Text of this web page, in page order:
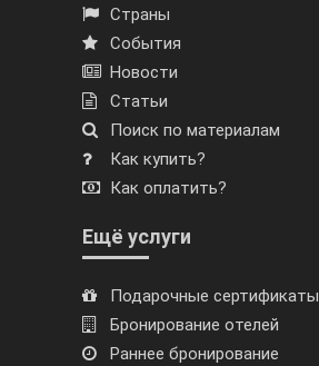
Страны
События
Новости
Статьи
Поиск по материалам
Как купить?
Как оплатить?
Ещё услуги
Подарочные сертификаты
Бронирование отелей
Раннее бронирование